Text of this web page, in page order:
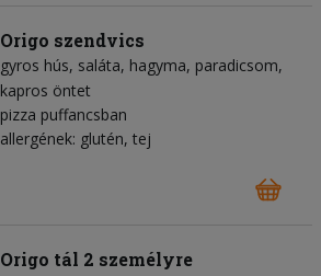
Origo szendvics
gyros hús saláta hagyma paradicsom
kapros öntet
pizza puffancsban
allergének: glutén, tej
Origo tál 2 személyre